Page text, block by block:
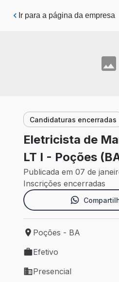
Pular para o conteúdo principal
Ir para a página da empresa
Candidaturas encerradas
Eletricista de
LT I - Poções
Publicada em 07 de
Inscrições encerradas
Local de trabalho: Poções
Poções - BA
Tipo de vaga: Efetivo
Efetivo
Modelo de trabalho:
Presencial